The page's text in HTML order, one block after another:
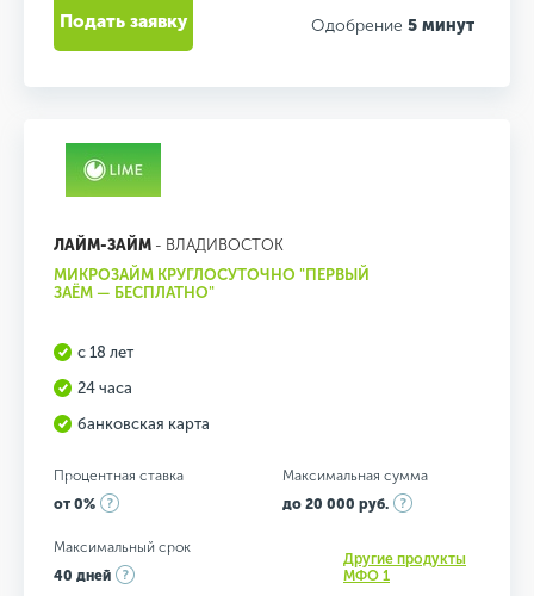
Одобрение 5 минут
Подать заявку
ЛАЙМ-ЗАЙМ - ВЛАДИВОСТОК
МИКРОЗАЙМ КРУГЛОСУТОЧНО "ПЕРВЫЙ
ЗАЁМ — БЕСПЛАТНО"
с 18 лет
24 часа
банковская карта
Процентная ставка
от 0%
Максимальная сумма
до 20 000 руб.
Максимальный срок
40 дней
Другие продукты
МФО 1